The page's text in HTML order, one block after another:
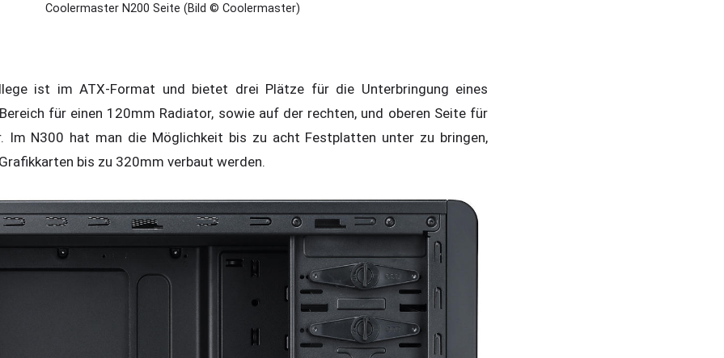
Coolermaster N200 Seite (Bild © Coolermaster)
ist im ATX-Format und bietet drei Plätze für die Unterbringung eines
für einen 120mm Radiator, sowie auf der rechten, und oberen Seite für
Im N300 hat man die Möglichkeit bis zu acht Festplatten unter zu bringen,
bis zu 320mm verbaut werden.